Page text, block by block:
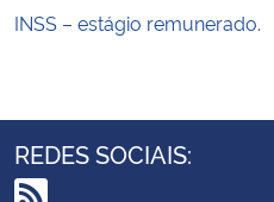
INSS – estágio remunerado.
REDES SOCIAIS: